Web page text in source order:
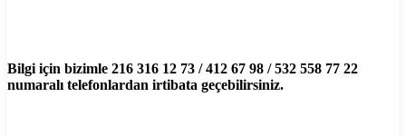
Bilgi için bizimle 216 316 12 73 / 412 67 98 / 532 558 77 22
numaralı telefonlardan irtibata geçebilirsiniz.